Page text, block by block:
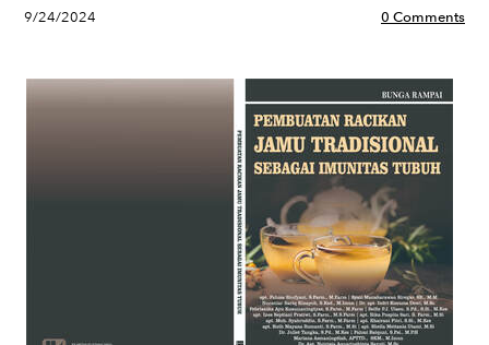
9/24/2024 0 Comments